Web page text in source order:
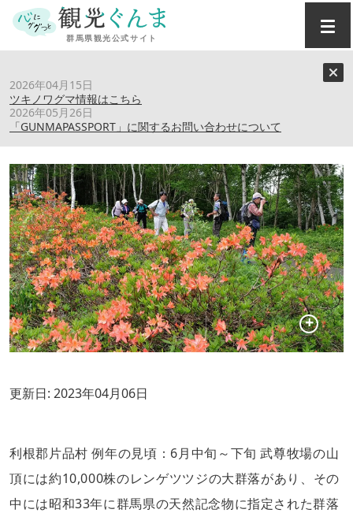
2026年04月15日
ツキノワグマ情報はこちら
2026年05月26日
「GUNMAPASSPORT」に関するお問い合わせについて
武尊牧場
更新日: 2023年04月06日
利根郡片品村 例年の見頃：6月中旬～下旬 武尊牧場の山
頂には約10,000株のレンゲツツジの大群落があり、その
中には昭和33年に群馬県の天然記念物に指定された群落